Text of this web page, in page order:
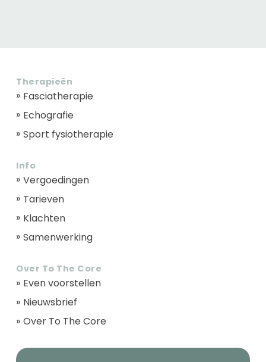
Therapieën
Fasciatherapie
Echografie
Sport fysiotherapie
Info
Vergoedingen
Tarieven
Klachten
Samenwerking
Over To The Core
Even voorstellen
Nieuwsbrief
Over To The Core